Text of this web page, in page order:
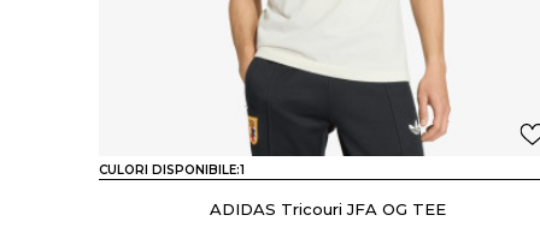
CULORI DISPONIBILE:1
ADIDAS Tricouri JFA OG TEE